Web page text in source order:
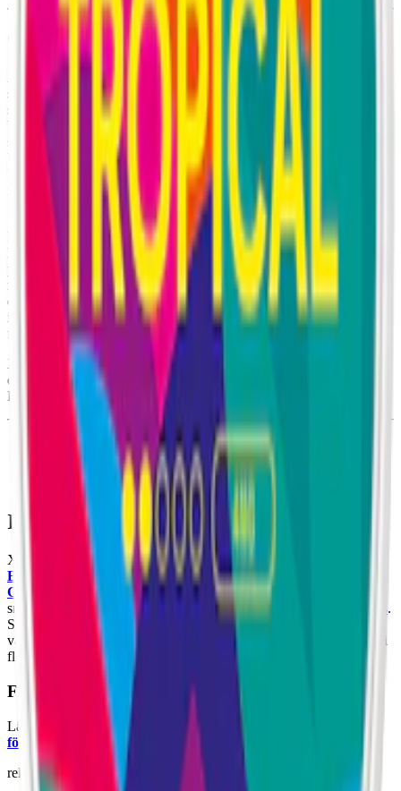
Om XQS Berrynana Twist 8 mg
Xqs Berrynana Twist 8 mg är ett
som utmärker
sig med en smak som är både ovanlig och genomarbetad. Här möts
söt jordgubb och krämig banan i en blandning som påminner om
bärsmoothie snarare än klassiskt snus. Jordgubben ger en lätt
syrlighet som balanserar bananens rundare ton, och tillsammans
bildar de en smak som känns både mjuk och fyllig. Det är en
kombination som är ovanlig inom vitt snus men som snabbt blivit en
igenkännbar del av Xqs. Namnet kommer av en kombination av
"Berry" och "Banana".
Precis som övriga Xqs kommer denna smak i ett slimformat som
ligger diskret under läppen. Dosan innehåller 20 prillor, med en vikt
på 0,5 gram per prilla och ett nikotininnehåll på 8 mg. Nikotinhalten
motsvarar 1,6 % av nettovikten, vilket gör Xqs Berrynana Twist till
ett normalstarkt vitt snus. Prillans yta är torr, men innehållet
innehåller fukt vilket ger en jämn smakrelease. Inget som rinner eller
färgar tänderna.
Xqs Berrynana Twist är ett tobaksfritt vitt snus som tillverkas av
cellulosa, vatten, nikotin, aromer, salt och sötningsmedel. Xqs
Berrynana Twist finns inte som
Information om varumärket XQS
Xqs är ett varumärket som erbjuder både klassiska smaker som
Black Cherry
och helt unika kombinationer som
Citrus Cooling. Bakom detta unika vita snus finns den klassiska
snustillverkaren STG, som också ligger bakom
Ace snus.
Samtliga Xqs produceras i Sverige. Idag finns det över tjugo olika
varianter av detta vita snus att välja mellan på Snuset.se. Xqs finns i
flera olika styrkor: från milt till
starkt vitt snus
Färskt vitt snus
Läs mer om hur du förvarar Xqs Berrynana Twist 8 mg:
förvarar du snuset rätt"
relaterade produkter